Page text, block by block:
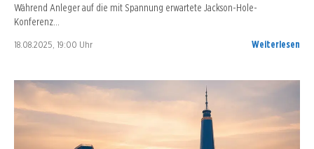
Während Anleger auf die mit Spannung erwartete Jackson-Hole-
Konferenz…
18.08.2025, 19:00 Uhr Weiterlesen